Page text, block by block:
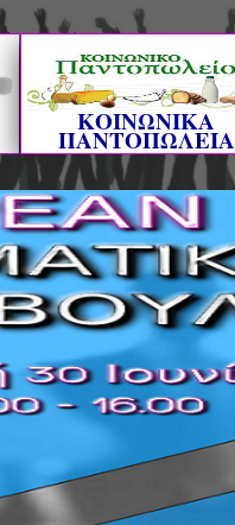
ΚΟΙΝΩΝΙΚΑ
ΠΑΝΤΟΠΩΛΕΙΑ